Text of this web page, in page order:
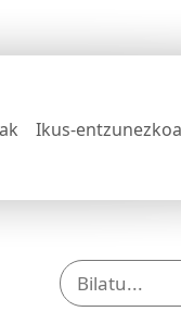
Ikus-